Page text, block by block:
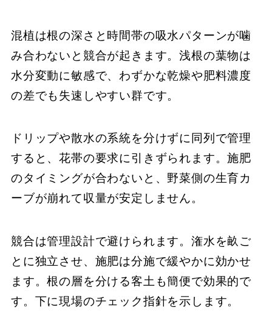
混植は根の深さと時間帯の吸水パターンが噛
み合わないと競合が起きます。浅根の葉物は
水分変動に敏感で、わずかな乾燥や肥料濃度
の差でも失速しやすい群です。
ドリップや散水の系統を分けずに同列で管理
すると、花帯の要求に引きずられます。施肥
のタイミングが合わないと、野菜側の生育カ
ーブが崩れて収量が安定しません。
競合は管理設計で避けられます。潅水を畝ご
とに独立させ、施肥は分施で緩やかに効かせ
ます。根の層を分ける客土も簡便で効果的で
す。下に現場のチェック指針を示します。